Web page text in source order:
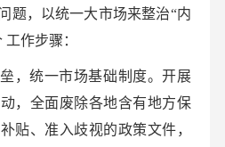
题，以统一大市场来整治“内
作步骤：
，统一市场基础制度。开展
，全面废除各地含有地方保
贴、准入歧视的政策文件，